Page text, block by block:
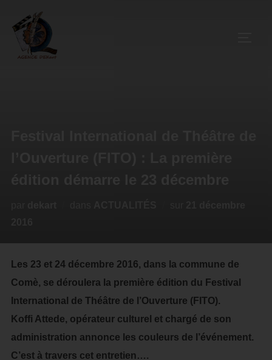
Les 23 et 24 décembre 2016, dans la commune de
Comè, se déroulera la première édition du Festival
International de Théâtre de l’Ouverture (FITO).
Koffi Attede, opérateur culturel et chargé de son
administration annonce les couleurs de l’événement.
C’est à travers cet entretien….